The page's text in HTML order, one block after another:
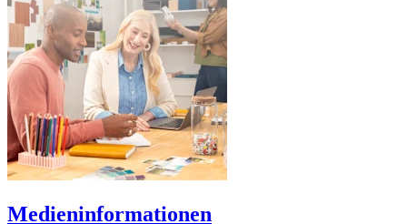
Medieninformationen